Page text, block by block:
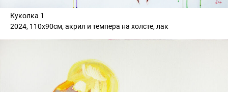
Куколка 1
2024, 110х90см, акрил и темпера на холсте, лак